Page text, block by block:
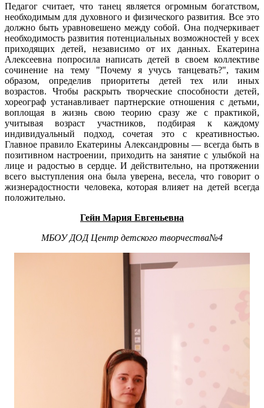
Педагог считает, что танец является огромным богатством,
необходимым для духовного и физического развития. Все это
должно быть уравновешено между собой. Она подчеркивает
необходимость развития потенциальных возможностей у всех
приходящих детей, независимо от их данных. Екатерина
Алексеевна попросила написать детей в своем коллективе
сочинение на тему "Почему я учусь танцевать?", таким
образом, определив приоритеты детей тех или иных
возрастов. Чтобы раскрыть творческие способности детей,
хореограф устанавливает партнерские отношения с детьми,
воплощая в жизнь свою теорию сразу же с практикой,
учитывая возраст участников, подбирая к каждому
индивидуальный подход, сочетая это с креативностью.
Главное правило Екатерины Александровны — всегда быть в
позитивном настроении, приходить на занятие с улыбкой на
лице и радостью в сердце. И действительно, на протяжении
всего выступления она была уверена, весела, что говорит о
жизнерадостности человека, которая влияет на детей всегда
положительно.
Гейн Мария Евгеньевна
МБОУ ДОД Центр детского творчества№4